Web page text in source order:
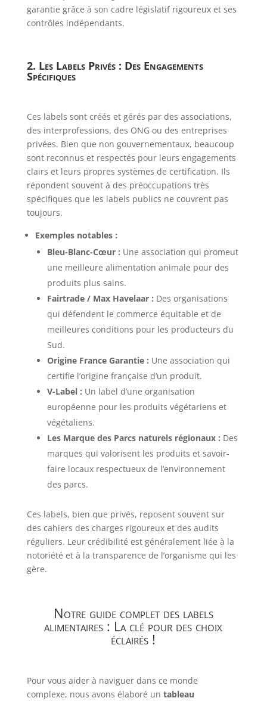
garantie grâce à son cadre législatif rigoureux et ses
contrôles indépendants.
2. Les Labels Privés : Des Engagements
Spécifiques
Ces labels sont créés et gérés par des associations,
des interprofessions, des ONG ou des entreprises
privées. Bien que non gouvernementaux, beaucoup
sont reconnus et respectés pour leurs engagements
clairs et leurs propres systèmes de certification. Ils
répondent souvent à des préoccupations très
spécifiques que les labels publics ne couvrent pas
toujours.
Exemples notables :
Bleu-Blanc-Cœur : Une association qui promeut
une meilleure alimentation animale pour des
produits plus sains.
Fairtrade / Max Havelaar : Des organisations
qui défendent le commerce équitable et de
meilleures conditions pour les producteurs du
Sud.
Origine France Garantie : Une association qui
certifie l’origine française d’un produit.
V-Label : Un label d’une organisation
européenne pour les produits végétariens et
végétaliens.
Les Marque des Parcs naturels régionaux : Des
marques qui valorisent les produits et savoir-
faire locaux respectueux de l’environnement
des parcs.
Ces labels, bien que privés, reposent souvent sur
des cahiers des charges rigoureux et des audits
réguliers. Leur crédibilité est généralement liée à la
notoriété et à la transparence de l’organisme qui les
gère.
Notre guide complet des labels
alimentaires : La clé pour des choix
éclairés !
Pour vous aider à naviguer dans ce monde
complexe, nous avons élaboré un tableau